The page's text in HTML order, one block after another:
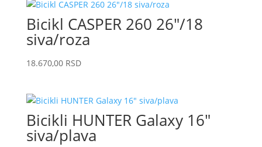
Bicikl CASPER 260 26″/18
siva/roza
18.670,00 RSD
Bicikli HUNTER Galaxy 16″
siva/plava